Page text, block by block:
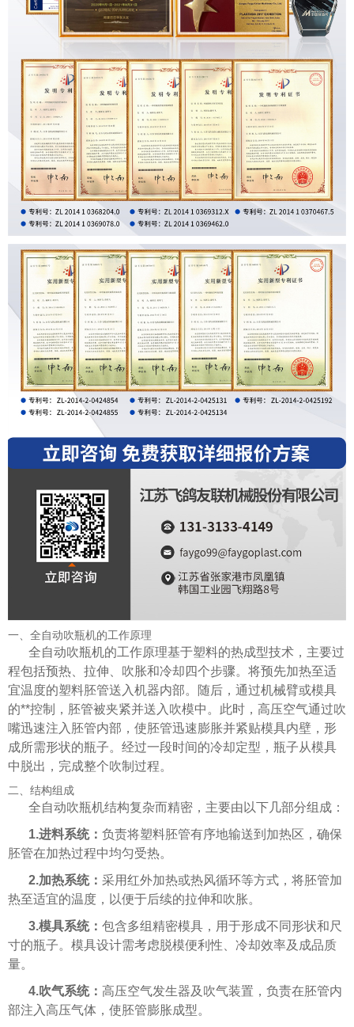
一、全自动吹瓶机的工作原理
全自动吹瓶机的工作原理基于塑料的热成型技术，主要过
程包括预热、拉伸、吹胀和冷却四个步骤。将预先加热至适
宜温度的塑料胚管送入机器内部。随后，通过机械臂或模具
的**控制，胚管被夹紧并送入吹模中。此时，高压空气通过吹
嘴迅速注入胚管内部，使胚管迅速膨胀并紧贴模具内壁，形
成所需形状的瓶子。经过一段时间的冷却定型，瓶子从模具
中脱出，完成整个吹制过程。
二、结构组成
全自动吹瓶机结构复杂而精密，主要由以下几部分组成：
1.进料系统： 负责将塑料胚管有序地输送到加热区，确保
胚管在加热过程中均匀受热。
2.加热系统： 采用红外加热或热风循环等方式，将胚管加
热至适宜的温度，以便于后续的拉伸和吹胀。
3.模具系统： 包含多组精密模具，用于形成不同形状和尺
寸的瓶子。模具设计需考虑脱模便利性、冷却效率及成品质
量。
4.吹气系统： 高压空气发生器及吹气装置，负责在胚管内
部注入高压气体，使胚管膨胀成型。